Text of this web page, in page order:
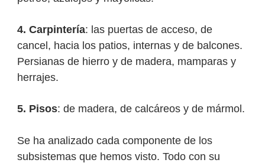
4. Carpintería: las puertas de acceso, de
cancel, hacia los patios, internas y de balcones.
Persianas de hierro y de madera, mamparas y
herrajes.
5. Pisos: de madera, de calcáreos y de mármol.
Se ha analizado cada componente de los
subsistemas que hemos visto. Todo con su